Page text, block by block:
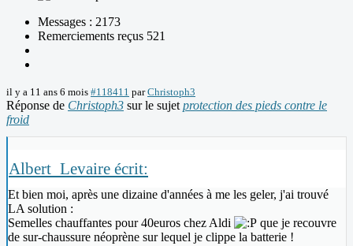
Messages : 2173
Remerciements reçus 521
il y a 11 ans 6 mois #118411 parChristoph3
Réponse de Christoph3 sur le sujet protection des pieds contre le
froid
Albert_Levaire écrit:
Et bien moi, après une dizaine d'années à me les geler, j'ai trouvé
LA solution :
Semelles chauffantes pour 40euros chez Aldi
que je recouvre
de sur-chaussure néoprène sur lequel je clippe la batterie !